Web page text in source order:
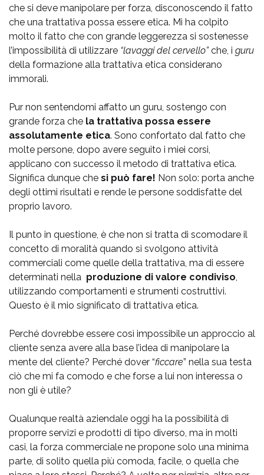
che si deve manipolare per forza, disconoscendo il fatto
che una trattativa possa essere etica. Mi ha colpito
molto il fatto che con grande leggerezza si sostenesse
l’impossibilità di utilizzare “lavaggi del cervello”che, i guru
della formazione alla trattativa etica considerano
immorali.
Pur non sentendomi affatto un guru, sostengo con
grande forza che la trattativa possa essere
assolutamente etica. Sono confortato dal fatto che
molte persone, dopo avere seguito i miei corsi,
applicano con successo il metodo di trattativa etica.
Significa dunque che si può fare! Non solo: porta anche
degli ottimi risultati e rende le persone soddisfatte del
proprio lavoro.
Il punto in questione, è che non si tratta di scomodare il
concetto di moralità quando si svolgono attività
commerciali come quelle della trattativa, ma di essere
determinati nella produzione di valore condiviso
utilizzando comportamenti e strumenti costruttivi.
Questo è il mio significato di trattativa etica.
Perché dovrebbe essere così impossibile un approccio al
cliente senza avere alla base l’idea di manipolare la
mente del cliente? Perché dover “ficcare” nella sua testa
ciò che mi fa comodo e che forse a lui non interessa o
non gli è utile?
Qualunque realtà aziendale oggi ha la possibilità di
proporre servizi e prodotti di tipo diverso, ma in molti
casi, la forza commerciale ne propone solo una minima
parte, di solito quella più comoda, facile, o quella che